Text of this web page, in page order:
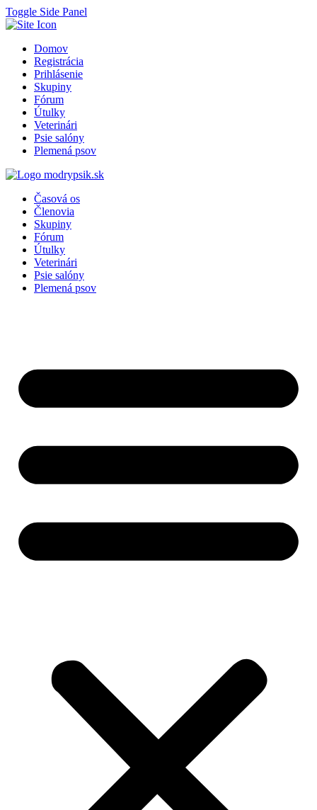
Toggle Side Panel
Domov
Registrácia
Prihlásenie
Skupiny
Fórum
Útulky
Veterinári
Psie salóny
Plemená psov
Časová os
Členovia
Skupiny
Fórum
Útulky
Veterinári
Psie salóny
Plemená psov